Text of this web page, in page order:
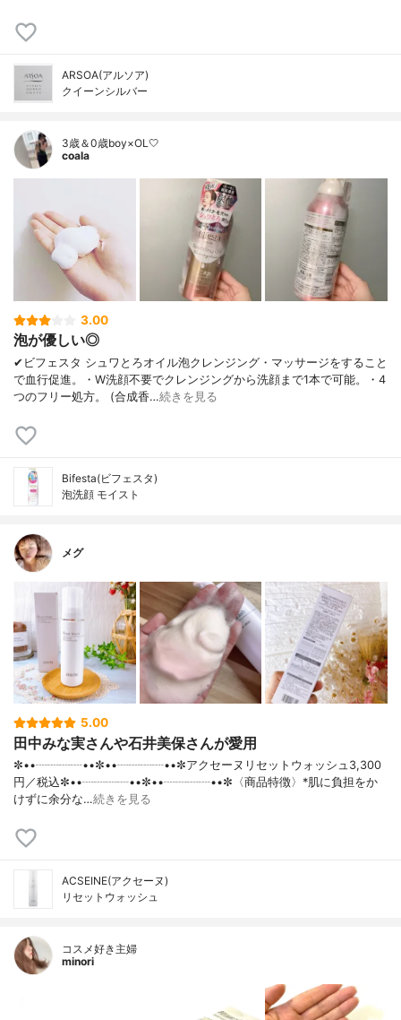
ARSOA(アルソア)
クイーンシルバー
3歳＆0歳boy×OL🤍
coala
3.00
泡が優しい◎
✔︎ビフェスタ シュワとろオイル泡クレンジング・マッサージをすること
で血行促進。・W洗顔不要でクレンジングから洗顔まで1本で可能。・4
つのフリー処方。 (合成香…続きを見る
Bifesta(ビフェスタ)
泡洗顔 モイスト
メグ
5.00
田中みな実さんや石井美保さんが愛用
✼••┈┈┈┈••✼••┈┈┈┈••✼アクセーヌリセットウォッシュ3,300
円／税込✼••┈┈┈┈••✼••┈┈┈┈••✼〈商品特徴〉*肌に負担をか
けずに余分な…続きを見る
ACSEINE(アクセーヌ)
リセットウォッシュ
コスメ好き主婦
minori